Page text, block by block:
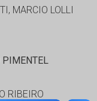
MARCIO LOLLI
PIMENTEL
RIBEIRO